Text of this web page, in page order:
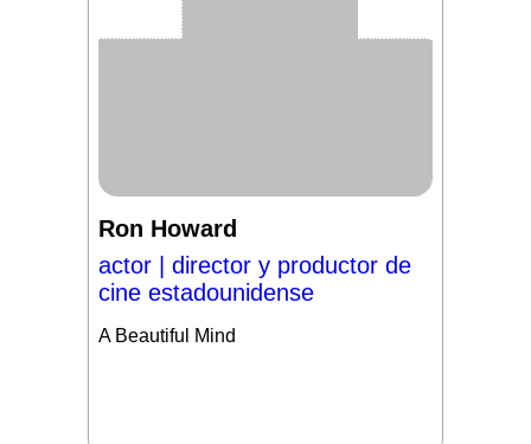
Ron Howard
actor | director y productor de
cine estadounidense
A Beautiful Mind